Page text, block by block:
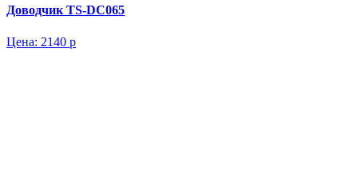
Доводчик TS-DC065
Цена: 2140 р